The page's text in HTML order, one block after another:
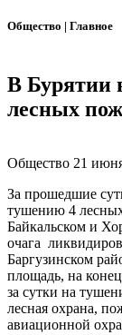
Общество | Главное
В Бурятии
лесных
Общество 21
За прошедшие
тушению 4
Байкальском и
очага
Баргузинском
площадь, на конец
за сутки на
лесная охрана,
авиационной